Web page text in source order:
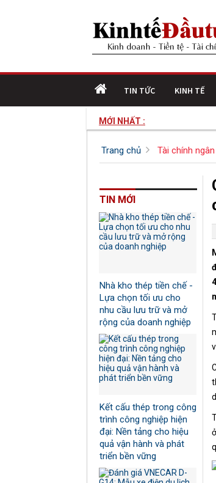
TIN TỨC KINH TẾ
MỚI NHẤT :
Trang chủ Tài chính
TIN MỚI
Nhà kho thép tiền chế -
Lựa chọn tối ưu cho
nhu cầu lưu trữ và mở
rộng của doanh nghiệp
Kết cấu thép trong công
trình công nghiệp hiện
đại: Nền tảng cho hiệu
quả vận hành và phát
triển bền vững